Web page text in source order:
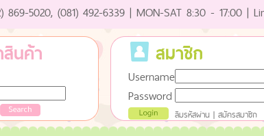
869-5020, (081) 492-6339 | MON-SAT 8:30 - 17:00 |
นค้า สมาชิก
Username
Password
ลืมรหัสผ่าน | สมัครสมาชิก